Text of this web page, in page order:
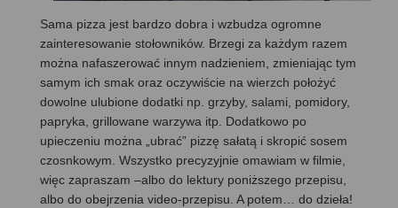
Sama pizza jest bardzo dobra i wzbudza ogromne
zainteresowanie stołowników. Brzegi za każdym razem
można nafaszerować innym nadzieniem, zmieniając tym
samym ich smak oraz oczywiście na wierzch położyć
dowolne ulubione dodatki np. grzyby, salami, pomidory,
papryka, grillowane warzywa itp. Dodatkowo po
upieczeniu można „ubrać” pizzę sałatą i skropić sosem
czosnkowym. Wszystko precyzyjnie omawiam w filmie,
więc zapraszam –albo do lektury poniższego przepisu,
albo do obejrzenia video-przepisu. A potem… do dzieła!